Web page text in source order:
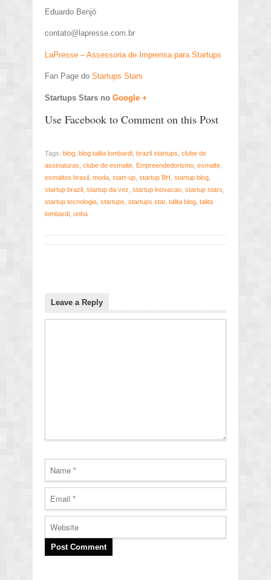
Eduardo Benjó
contato@lapresse.com.br
LaPresse – Assessoria de Imprensa para Startups
Fan Page do Startups Stars
Startups Stars no Google +
Use Facebook to Comment on this Post
Tags: blog blog talita lombardi brazil startups clube de
assinaturas clube de esmalte Empreendedorismo esmalte
esmaltes brasil moda start-up startup BH startup blog
startup brazil startup da vez startup inovacao startup stars
startup tecnologia startups startups star, talita blog talita
lombardi unha
Leave a Reply